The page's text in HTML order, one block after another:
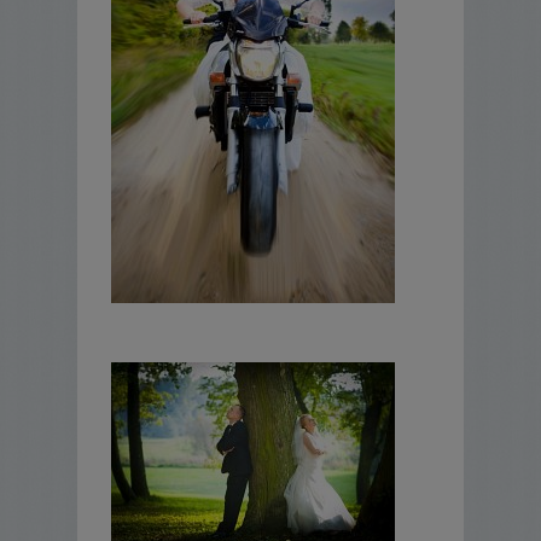
najlepiej w innym dniu niż termin ślubu.
W zestawie otrzymacie Państwo
60-
80starannie dopracowanych i
wyselekcjonowanych fotografii w formacie
15x21 (papier błyszczący lub matowy).
Wysokiej jakości skórzany album
klasyczny produkcji polskiej
(wklejenie
zdjęć do albumu gratis
Płytę z dopracowanymi zdjęciami (
fotografii w oryginalnej rozdzielczości).
Pakiet mini.
-Stylizowana sesja plenerowa wykonana we
wcześniej ustalonym miejscu, w innym dniu
niż data ślubu.
-Zestaw zawiera
40 starannie